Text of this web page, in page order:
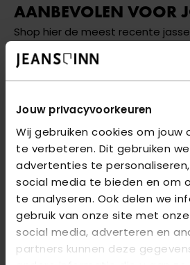
Jouw privacyvoorkeuren
Wij gebruiken cookies om jouw
te verbeteren. Dit gebruiken
advertenties te
social media te bieden en om
te analyseren. Ook delen we
gebruik van onze site met
social media, adverteren en
partners kunnen deze
AANBEVOLEN VOOR
Shop hier de meest recente